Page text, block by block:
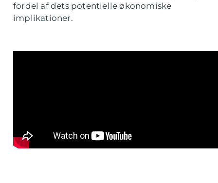
fordel af dets potentielle økonomiske
implikationer.